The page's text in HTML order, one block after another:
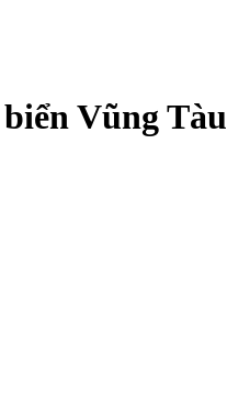
Vũng Tàu